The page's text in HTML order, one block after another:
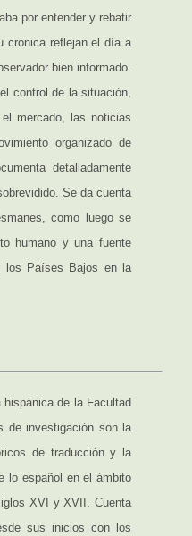
por entender y rebatir
crónica reflejan el día a
bien informado.
control de la situación,
mercado, las noticias
organizado de
detalladamente
Se da cuenta
como luego se
humano y una fuente
los Países Bajos en la
de la Facultad
de investigación son la
de traducción y la
lo español en el ámbito
XVI y XVII. Cuenta
sus inicios con los